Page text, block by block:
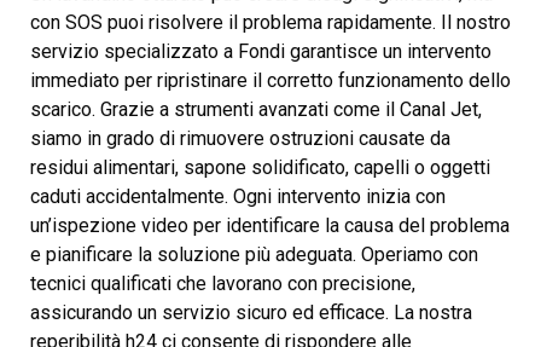
con SOS puoi risolvere il problema rapidamente. Il nostro
servizio specializzato a Fondi garantisce un intervento
immediato per ripristinare il corretto funzionamento dello
scarico. Grazie a strumenti avanzati come il Canal Jet,
siamo in grado di rimuovere ostruzioni causate da
residui alimentari, sapone solidificato, capelli o oggetti
caduti accidentalmente. Ogni intervento inizia con
un’ispezione video per identificare la causa del problema
e pianificare la soluzione più adeguata. Operiamo con
tecnici qualificati che lavorano con precisione,
assicurando un servizio sicuro ed efficace. La nostra
reperibilità h24 ci consente di rispondere alle